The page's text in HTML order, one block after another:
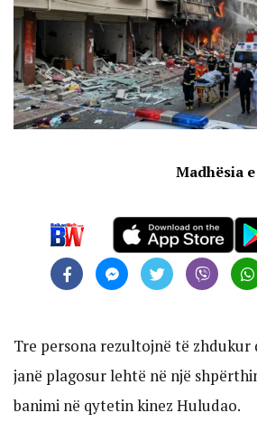
Madhësia
Tre persona rezultojnë të
janë plagosur lehtë në një
banimi në qytetin kinez Huludao.